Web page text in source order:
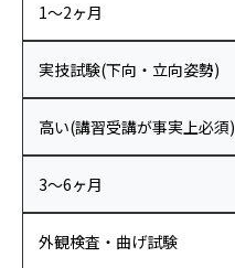
1〜2ヶ月
実技試験(下向・立向姿勢)
高い(講習受講が事実上必須)
3〜6ヶ月
外観検査・曲げ試験